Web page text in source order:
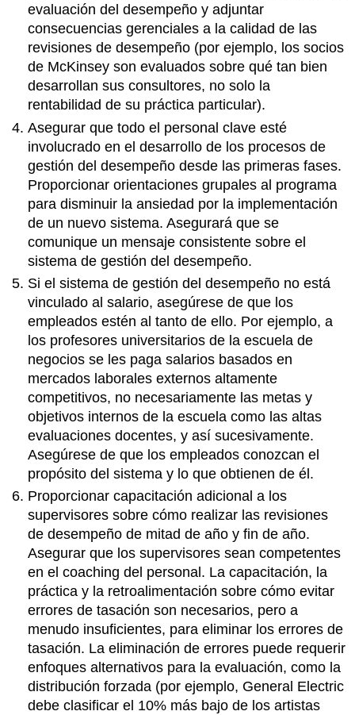
evaluación del desempeño y adjuntar
consecuencias gerenciales a la calidad de las
revisiones de desempeño (por ejemplo, los socios
de McKinsey son evaluados sobre qué tan bien
desarrollan sus consultores, no solo la
rentabilidad de su práctica particular).
Asegurar que todo el personal clave esté
involucrado en el desarrollo de los procesos de
gestión del desempeño desde las primeras fases.
Proporcionar orientaciones grupales al programa
para disminuir la ansiedad por la implementación
de un nuevo sistema. Asegurará que se
comunique un mensaje consistente sobre el
sistema de gestión del desempeño.
Si el sistema de gestión del desempeño no está
vinculado al salario, asegúrese de que los
empleados estén al tanto de ello. Por ejemplo, a
los profesores universitarios de la escuela de
negocios se les paga salarios basados en
mercados laborales externos altamente
competitivos, no necesariamente las metas y
objetivos internos de la escuela como las altas
evaluaciones docentes, y así sucesivamente.
Asegúrese de que los empleados conozcan el
propósito del sistema y lo que obtienen de él.
Proporcionar capacitación adicional a los
supervisores sobre cómo realizar las revisiones
de desempeño de mitad de año y fin de año.
Asegurar que los supervisores sean competentes
en el coaching del personal. La capacitación, la
práctica y la retroalimentación sobre cómo evitar
errores de tasación son necesarios, pero a
menudo insuficientes, para eliminar los errores de
tasación. La eliminación de errores puede requerir
enfoques alternativos para la evaluación, como la
distribución forzada (por ejemplo, General Electric
debe clasificar el 10% más bajo de los artistas